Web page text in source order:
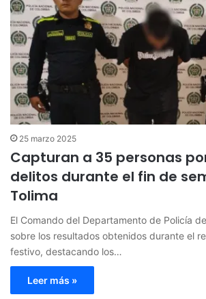
25 marzo 2025
Capturan a 35 personas
delitos durante el fin de
Tolima
El Comando del Departamento de Policía
sobre los resultados obtenidos durante el
festivo, destacando los…
Leer más »